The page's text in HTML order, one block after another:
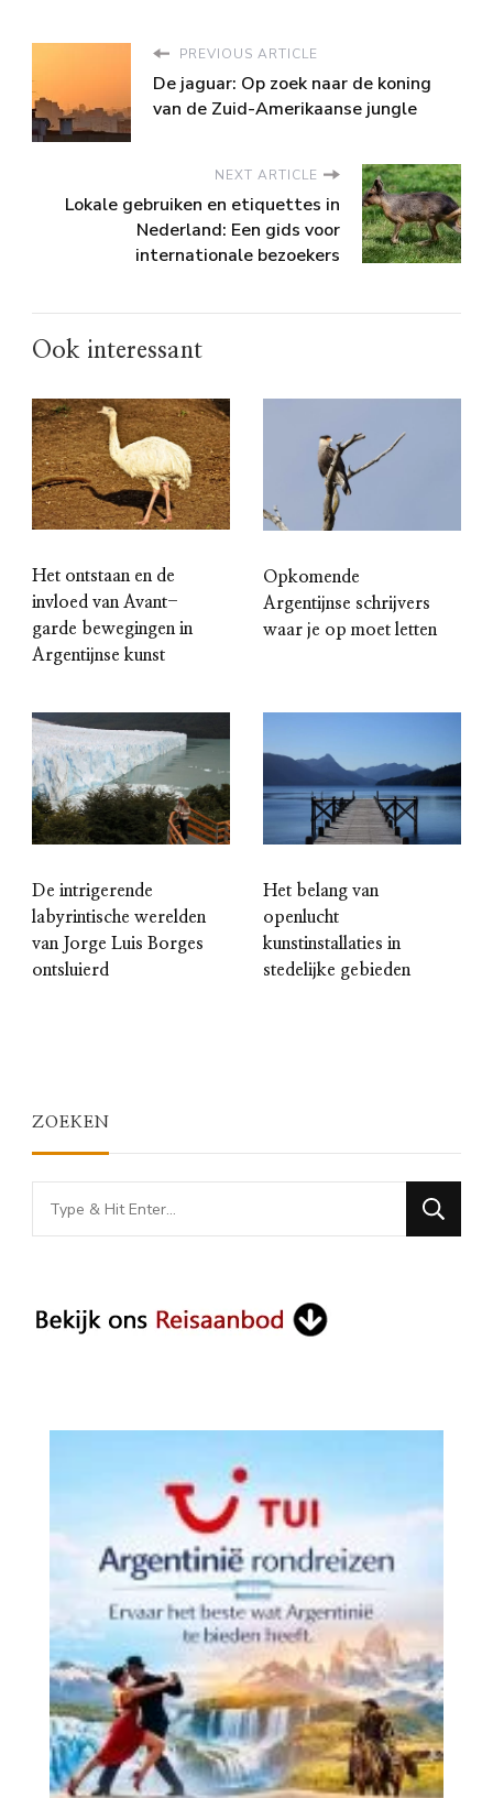
PREVIOUS ARTICLE
De jaguar: Op zoek naar de koning
van de Zuid-Amerikaanse jungle
NEXT ARTICLE
Lokale gebruiken en etiquettes in
Nederland: Een gids voor
internationale bezoekers
Ook interessant
Het ontstaan en de
invloed van Avant-
garde bewegingen in
Argentijnse kunst
Opkomende
Argentijnse schrijvers
waar je op moet letten
De intrigerende
labyrintische werelden
van Jorge Luis Borges
ontsluierd
Het belang van
openlucht
kunstinstallaties in
stedelijke gebieden
ZOEKEN
Looking
for